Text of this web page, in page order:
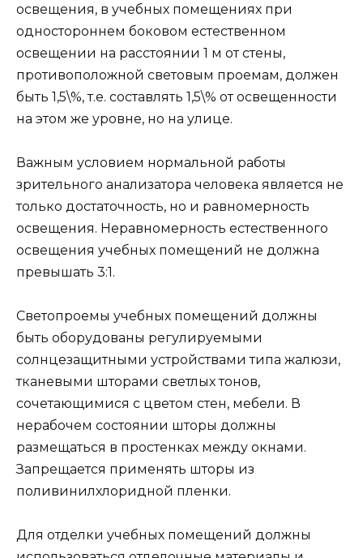
освещения, в учебных помещениях при
одностороннем боковом естественном
освещении на расстоянии 1 м от стены,
противоположной световым проемам, должен
быть 1,5\%, т.е. составлять 1,5\% от освещенности
на этом же уровне, но на улице.
Важным условием нормальной работы
зрительного анализатора человека является не
только достаточность, но и равномерность
освещения. Неравномерность естественного
освещения учебных помещений не должна
превышать 3:1.
Светопроемы учебных помещений должны
быть оборудованы регулируемыми
солнцезащитными устройствами типа жалюзи,
тканевыми шторами светлых тонов,
сочетающимися с цветом стен, мебели. В
нерабочем состоянии шторы должны
размещаться в простенках между окнами.
Запрещается применять шторы из
поливинилхлоридной пленки.
Для отделки учебных помещений должны